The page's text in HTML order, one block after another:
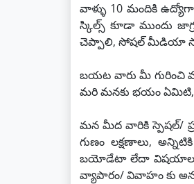
వాళ్ళు 10 మందికి
స్కిల్స్ కూడా ముందు
చెప్పాలి, సోషల్ మీడియా
బయట వారు మీ గురించి
మరి మనకు భయం ఏమిటి,
మన మీద వారికి స్పెషల్/
గుణం లక్షణాలు,
బయోడేటా లేదా విషయాలలో,
వ్యాపారం/ వివాహం కు